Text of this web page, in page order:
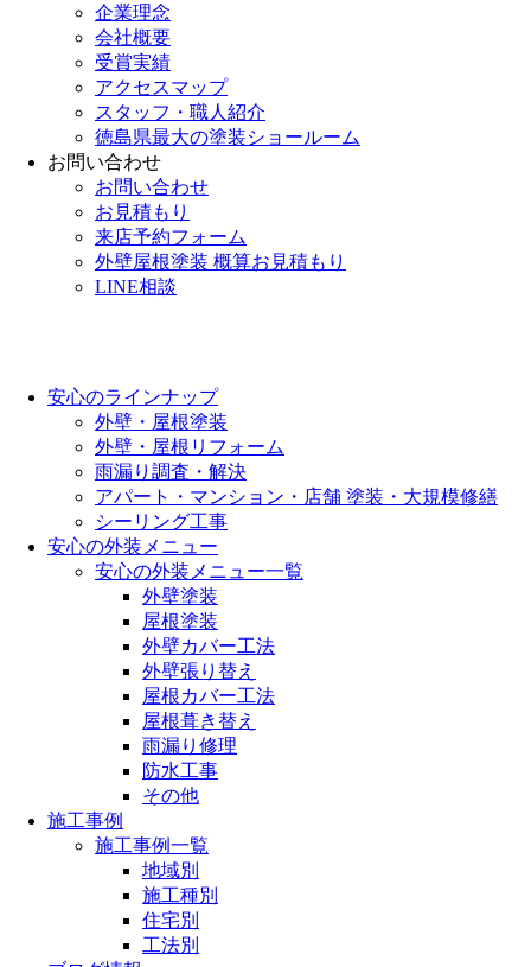
企業理念
会社概要
受賞実績
アクセスマップ
スタッフ・職人紹介
徳島県最大の塗装ショールーム
お問い合わせ
お問い合わせ
お見積もり
来店予約フォーム
外壁屋根塗装 概算お見積もり
LINE相談
安心のラインナップ
外壁・屋根塗装
外壁・屋根リフォーム
雨漏り調査・解決
アパート・マンション・店舗 塗装・大規模修繕
シーリング工事
安心の外装メニュー
安心の外装メニュー一覧
外壁塗装
屋根塗装
外壁カバー工法
外壁張り替え
屋根カバー工法
屋根葺き替え
雨漏り修理
防水工事
その他
施工事例
施工事例一覧
地域別
施工種別
住宅別
工法別